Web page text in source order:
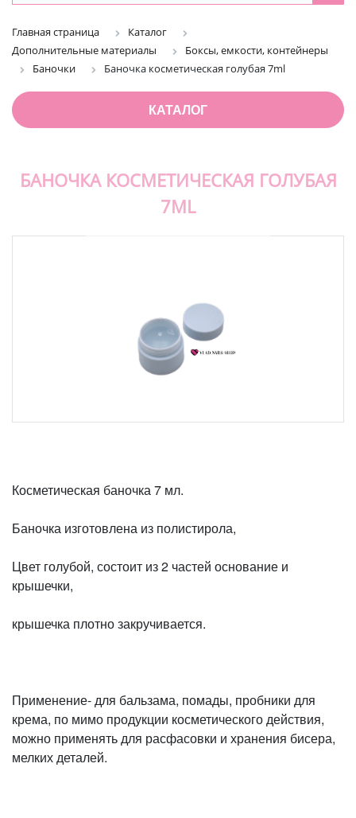
Главная страница
Каталог
Дополнительные материалы
Боксы, емкости, контейнеры
Баночки
Баночка косметическая голубая 7ml
КАТАЛОГ
БАНОЧКА КОСМЕТИЧЕСКАЯ ГОЛУБАЯ
7ML
Косметическая баночка 7 мл.
Баночка изготовлена из полистирола,
Цвет голубой, состоит из 2 частей основание и
крышечки,
крышечка плотно закручивается.
Применение- для бальзама, помады, пробники для
крема, по мимо продукции косметического действия,
можно применять для расфасовки и хранения бисера,
мелких деталей.